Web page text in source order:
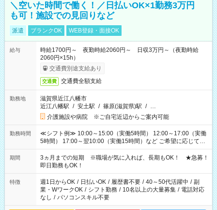
＼空いた時間で働く！／日払いOK×1勤務3万円
も可！施設での見回りなど
派遣 ブランクOK WEB登録・面接OK
給与
時給1700円～ 夜勤時給2060円～ 日収3万円～（夜勤時給
2060円×15h）
交通費別途支給あり
交通費 交通費全額支給
勤務地
滋賀県近江八幡市
近江八幡駅 / 安土駅 / 篠原(滋賀県)駅 / …
介護施設や病院 ※ご自宅近辺からご案内可能
勤務時間
≪シフト例≫ 10:00～15:00（実働5時間） 12:00～17:00（実働
5時間） 17:00～翌10:00（実働15時間）など ご希望に応じて、
働く時間は調整できます！ お気軽に担当へ相談ください！
期間
3ヵ月までの短期 ※職場が気に入れば、長期もOK！ ★急募！
即日勤務もOK！
特徴 週1日からOK / 日払いOK / 履歴書不要 / 40～50代活躍中 / 副
業・WワークOK / シフト勤務 / 10名以上の大量募集 / 電話対応
なし / パソコンスキル不要